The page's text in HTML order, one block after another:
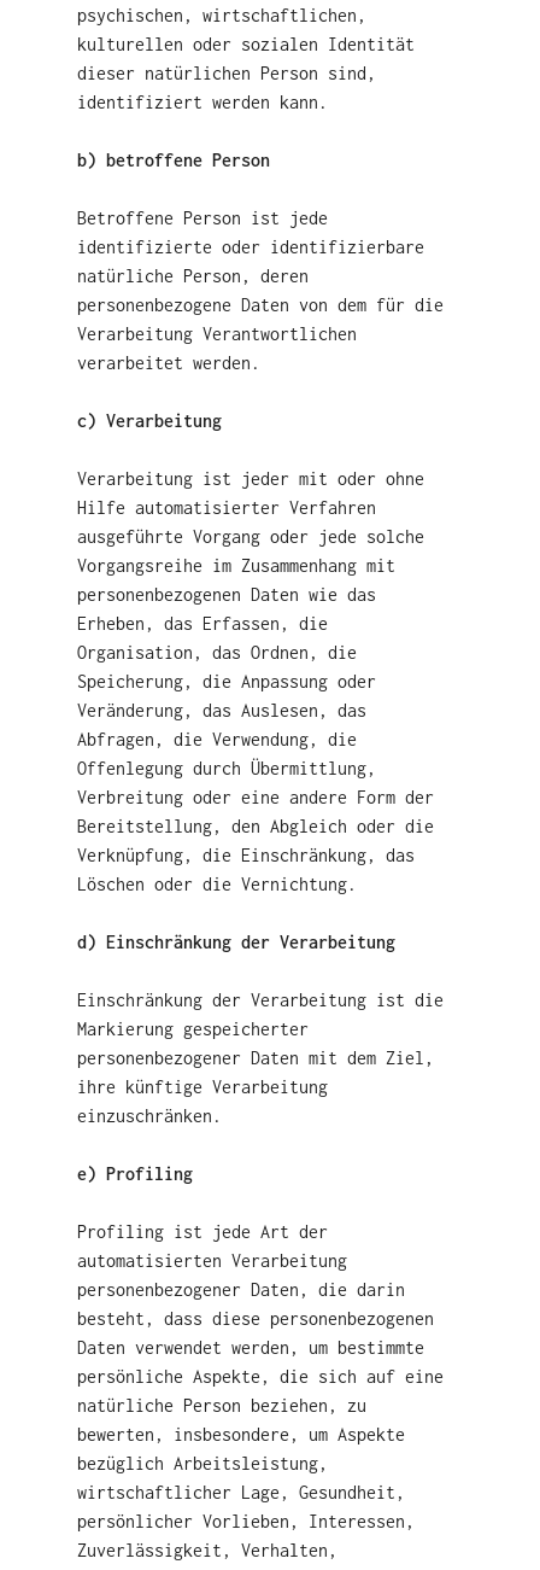
psychischen, wirtschaftlichen,
kulturellen oder sozialen Identität
dieser natürlichen Person sind,
identifiziert werden kann.
b) betroffene Person
Betroffene Person ist jede
identifizierte oder identifizierbare
natürliche Person, deren
personenbezogene Daten von dem für die
Verarbeitung Verantwortlichen
verarbeitet werden.
c) Verarbeitung
Verarbeitung ist jeder mit oder ohne
Hilfe automatisierter Verfahren
ausgeführte Vorgang oder jede solche
Vorgangsreihe im Zusammenhang mit
personenbezogenen Daten wie das
Erheben, das Erfassen, die
Organisation, das Ordnen, die
Speicherung, die Anpassung oder
Veränderung, das Auslesen, das
Abfragen, die Verwendung, die
Offenlegung durch Übermittlung,
Verbreitung oder eine andere Form der
Bereitstellung, den Abgleich oder die
Verknüpfung, die Einschränkung, das
Löschen oder die Vernichtung.
d) Einschränkung der Verarbeitung
Einschränkung der Verarbeitung ist die
Markierung gespeicherter
personenbezogener Daten mit dem Ziel,
ihre künftige Verarbeitung
einzuschränken.
e) Profiling
Profiling ist jede Art der
automatisierten Verarbeitung
personenbezogener Daten, die darin
besteht, dass diese personenbezogenen
Daten verwendet werden, um bestimmte
persönliche Aspekte, die sich auf eine
natürliche Person beziehen, zu
bewerten, insbesondere, um Aspekte
bezüglich Arbeitsleistung,
wirtschaftlicher Lage, Gesundheit,
persönlicher Vorlieben, Interessen,
Zuverlässigkeit, Verhalten,